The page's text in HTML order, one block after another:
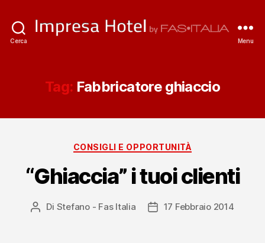
Cerca Menu
Tag: Fabbricatore ghiaccio
Categorie
CONSIGLI E OPPORTUNITÀ
“Ghiaccia” i tuoi clienti
Autore
Di Stefano - Fas Italia
Data17 Febbraio 2014